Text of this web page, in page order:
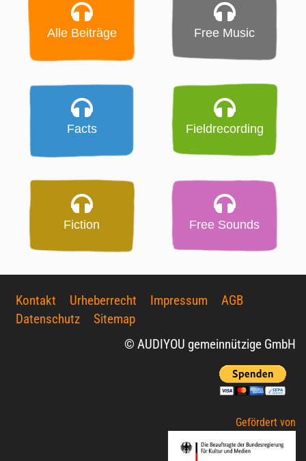
Alle Beiträge Free Music
Facts Fieldrecording
Fiction Free Sounds
Kontakt Urheberrecht Impressum
AGB
Datenschutz
Sitemap
© AUDIYOU gemeinnützige GmbH
Gefördert von